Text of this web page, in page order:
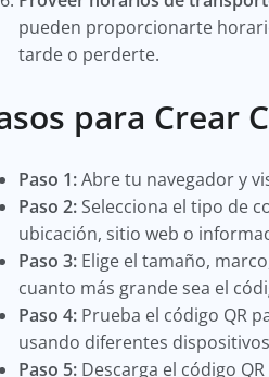
pueden proporcionarte
tarde o perderte.
para Crear
Paso 1:Abre tu navegador y
Paso 2: Selecciona el tipo de
ubicación, sitio web o
Paso 3: Elige el tamaño,
cuanto más grande sea el
Paso 4: Prueba el código QR
usando diferentes
Paso 5: Descarga el código